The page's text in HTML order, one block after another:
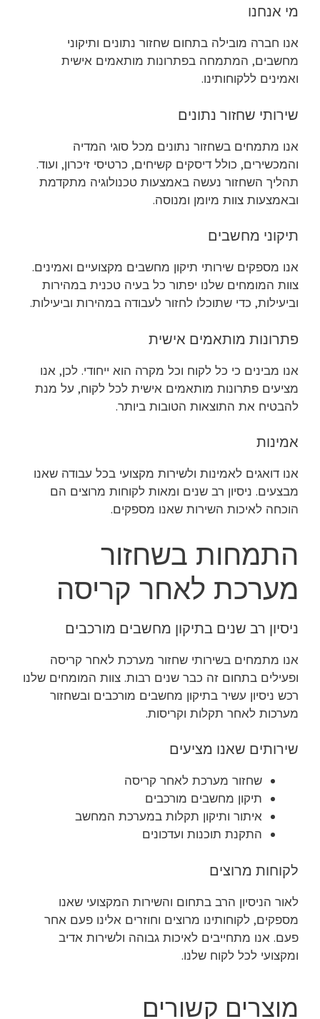
מי אנחנו
אנו חברה מובילה בתחום שחזור נתונים ותיקוני
מחשבים, המתמחה בפתרונות מותאמים אישית
ואמינים ללקוחותינו.
שירותי שחזור נתונים
אנו מתמחים בשחזור נתונים מכל סוגי המדיה
והמכשירים, כולל דיסקים קשיחים, כרטיסי זיכרון, ועוד.
תהליך השחזור נעשה באמצעות טכנולוגיה מתקדמת
ובאמצעות צוות מיומן ומנוסה.
תיקוני מחשבים
אנו מספקים שירותי תיקון מחשבים מקצועיים ואמינים.
צוות המומחים שלנו יפתור כל בעיה טכנית במהירות
וביעילות, כדי שתוכלו לחזור לעבודה במהירות וביעילות.
פתרונות מותאמים אישית
אנו מבינים כי כל לקוח וכל מקרה הוא ייחודי. לכן, אנו
מציעים פתרונות מותאמים אישית לכל לקוח, על מנת
להבטיח את התוצאות הטובות ביותר.
אמינות
אנו דואגים לאמינות ולשירות מקצועי בכל עבודה שאנו
מבצעים. ניסיון רב שנים ומאות לקוחות מרוצים הם
הוכחה לאיכות השירות שאנו מספקים.
התמחות בשחזור
מערכת לאחר קריסה
ניסיון רב שנים בתיקון מחשבים מורכבים
אנו מתמחים בשירותי שחזור מערכת לאחר קריסה
ופעילים בתחום זה כבר שנים רבות. צוות המומחים שלנו
רכש ניסיון עשיר בתיקון מחשבים מורכבים ובשחזור
מערכות לאחר תקלות וקריסות.
שירותים שאנו מציעים
שחזור מערכת לאחר קריסה
תיקון מחשבים מורכבים
איתור ותיקון תקלות במערכת המחשב
התקנת תוכנות ועדכונים
לקוחות מרוצים
לאור הניסיון הרב בתחום והשירות המקצועי שאנו
מספקים, לקוחותינו מרוצים וחוזרים אלינו פעם אחר
פעם. אנו מתחייבים לאיכות גבוהה ולשירות אדיב
ומקצועי לכל לקוח שלנו.
מוצרים קשורים